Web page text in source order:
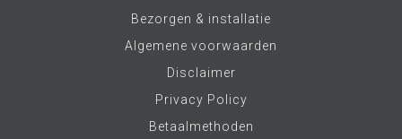
Bezorgen & installatie
Algemene voorwaarden
Disclaimer
Privacy Policy
Betaalmethoden